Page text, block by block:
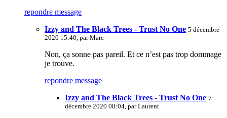
repondre message
Izzy and The Black Trees - Trust No One 5 décembre
2020 15:40, parMarc
Non, ça sonne pas pareil. Et ce n’est pas trop dommage
je trouve.
repondre message
Izzy and The Black Trees - Trust No One 7
décembre 2020 08:04, parLaurent